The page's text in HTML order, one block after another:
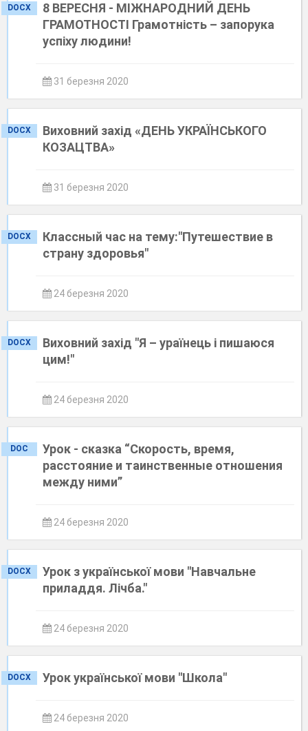
DOCX
8 ВЕРЕСНЯ - МІЖНАРОДНИЙ ДЕНЬ
ГРАМОТНОСТІ Грамотність – запорука
успіху людини!
31 березня 2020
DOCX
Виховний захід «ДЕНЬ УКРАЇНСЬКОГО
КОЗАЦТВА»
31 березня 2020
DOCX
Классный час на тему:"Путешествие в
страну здоровья"
24 березня 2020
DOCX
Виховний захід "Я – ураїнець і пишаюся
цим!"
24 березня 2020
DOC
Урок - сказка “Скорость, время,
расстояние и таинственные отношения
между ними”
24 березня 2020
DOCX
Урок з української мови "Навчальне
приладдя. Лічба."
24 березня 2020
DOCX Урок української мови "Школа"
24 березня 2020